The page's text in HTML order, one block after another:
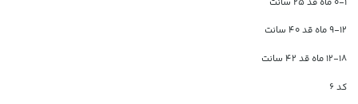
9-12 ماه قد 40 سانت
12-18 ماه قد 42 سانت
کد 6